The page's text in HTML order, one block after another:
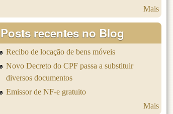
Mais
Posts recentes no Blog
Recibo de locação de bens móveis
Novo Decreto do CPF passa a substituir
diversos documentos
Emissor de NF-e gratuito
Mais